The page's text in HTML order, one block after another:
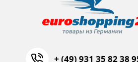
+ (49) 931 35 82 38